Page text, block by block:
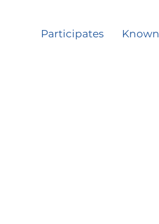
Participates Known